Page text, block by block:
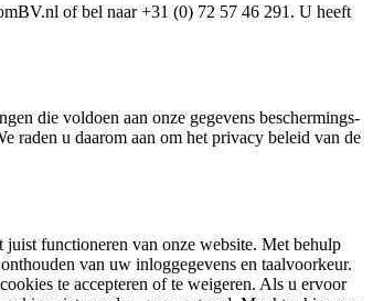
of bel naar +31 (0) 72 57 46 291. U heeft
die voldoen aan onze gegevens beschermings-
raden u daarom aan om het privacy beleid van de
functioneren van onze website. Met behulp
van uw inloggegevens en taalvoorkeur.
te accepteren of te weigeren. Als u ervoor